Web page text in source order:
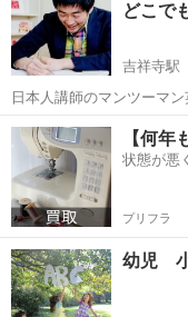
どこで
吉祥寺駅
日本人講師のマンツーマ
す。 初心者の方大歓迎で
語アレルギーの方こそ是
の経験がありますので、
東京 武蔵野市 吉
【何年
状態が悪
プリフラ
幼児 小